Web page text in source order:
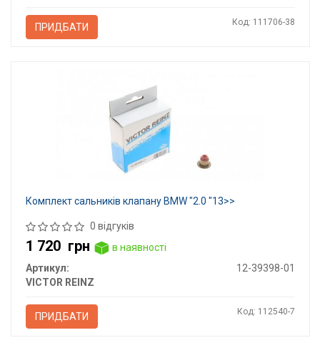
ПРИДБАТИ Код: 111706-38
Комплект сальників клапану BMW "2.0 "13>>
0 відгуків
1 720 грн
в наявності
Артикул:
12-39398-01
VICTOR REINZ
ПРИДБАТИ Код: 112540-7